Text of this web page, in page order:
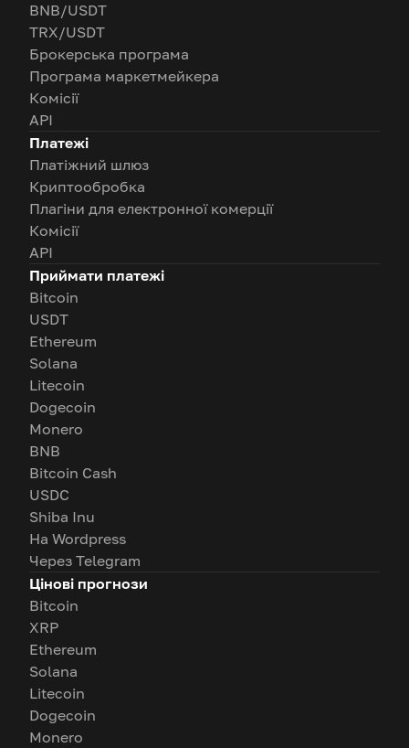
BNB/USDT
TRX/USDT
Брокерська програма
Програма маркетмейкера
Комісії
API
Платежі
Платіжний шлюз
Криптообробка
Плагіни для електронної комерції
Комісії
API
Приймати платежі
Bitcoin
USDT
Ethereum
Solana
Litecoin
Dogecoin
Monero
BNB
Bitcoin Cash
USDC
Shiba Inu
На Wordpress
Через Telegram
Цінові прогнози
Bitcoin
XRP
Ethereum
Solana
Litecoin
Dogecoin
Monero